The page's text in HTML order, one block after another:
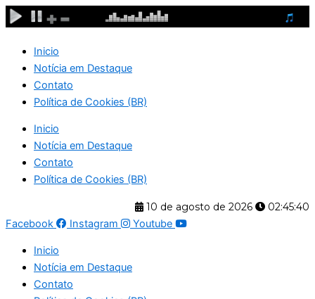
Ir
para
conteúdo
Inicio
Notícia em Destaque
Contato
Política de Cookies (BR)
Inicio
Notícia em Destaque
Contato
Política de Cookies (BR)
10 de agosto de 2026
02:45:41
Facebook
Instagram Youtube
Inicio
Notícia em Destaque
Contato